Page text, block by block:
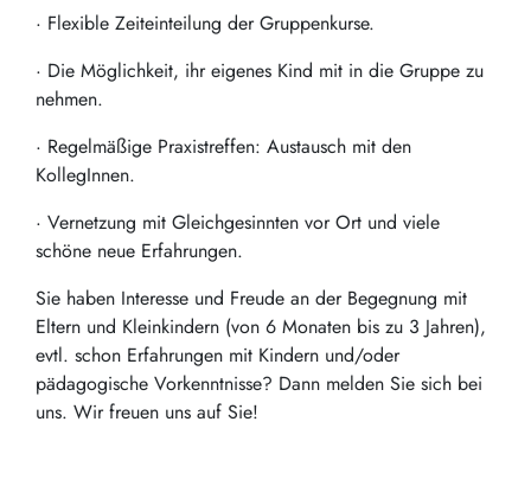
· Flexible Zeiteinteilung der Gruppenkurse.
· Die Möglichkeit, ihr eigenes Kind mit in die Gruppe zu
nehmen.
· Regelmäßige Praxistreffen: Austausch mit den
KollegInnen.
· Vernetzung mit Gleichgesinnten vor Ort und viele
schöne neue Erfahrungen.
Sie haben Interesse und Freude an der Begegnung mit
Eltern und Kleinkindern (von 6 Monaten bis zu 3 Jahren),
evtl. schon Erfahrungen mit Kindern und/oder
pädagogische Vorkenntnisse? Dann melden Sie sich bei
uns. Wir freuen uns auf Sie!